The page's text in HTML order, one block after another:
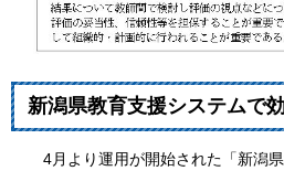
新潟県教育支援システムで
4月より運用が開始された「新潟